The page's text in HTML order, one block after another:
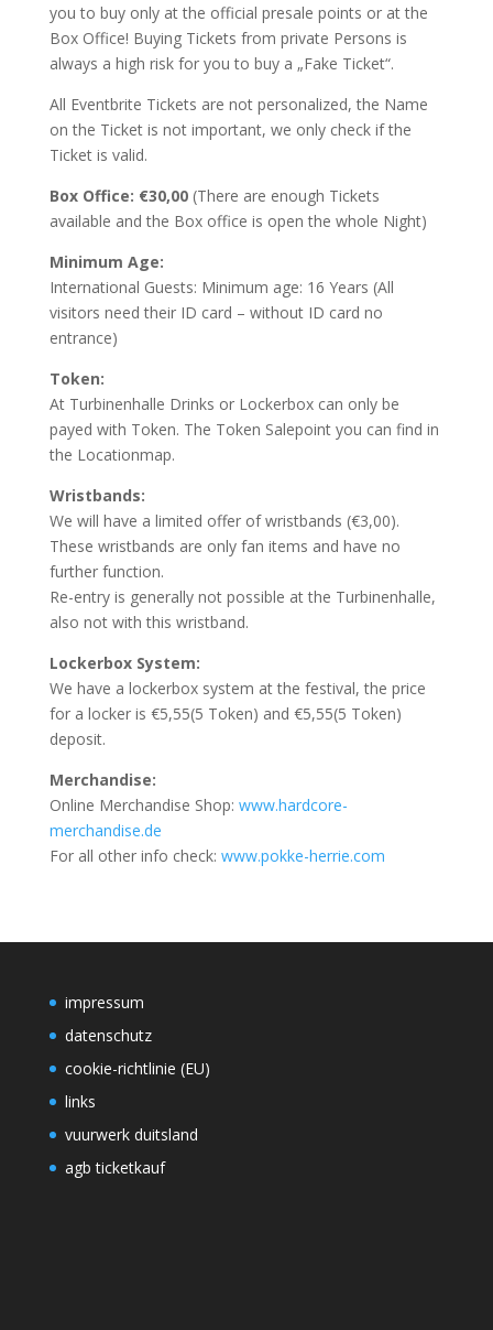
you to buy only at the official presale points or at the
Box Office! Buying Tickets from private Persons is
always a high risk for you to buy a „Fake Ticket“.
All Eventbrite Tickets are not personalized, the Name
on the Ticket is not important, we only check if the
Ticket is valid.
Box Office: €30,00(There are enough Tickets
available and the Box office is open the whole Night)
Minimum Age:
International Guests: Minimum age: 16 Years (All
visitors need their ID card – without ID card no
entrance)
Token:
At Turbinenhalle Drinks or Lockerbox can only be
payed with Token. The Token Salepoint you can find in
the Locationmap.
Wristbands:
We will have a limited offer of wristbands (€3,00).
These wristbands are only fan items and have no
further function.
Re-entry is generally not possible at the Turbinenhalle,
also not with this wristband.
Lockerbox System:
We have a lockerbox system at the festival, the price
for a locker is €5,55(5 Token) and €5,55(5 Token)
deposit.
Merchandise:
Online Merchandise Shop: www.hardcore-
merchandise.de
For all other info check: www.pokke-herrie.com
impressum
datenschutz
cookie-richtlinie (EU)
links
vuurwerk duitsland
agb ticketkauf